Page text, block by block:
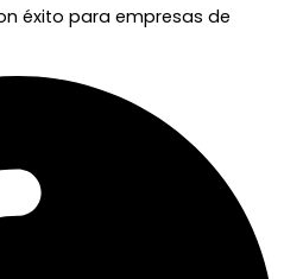
éxito para empresas de